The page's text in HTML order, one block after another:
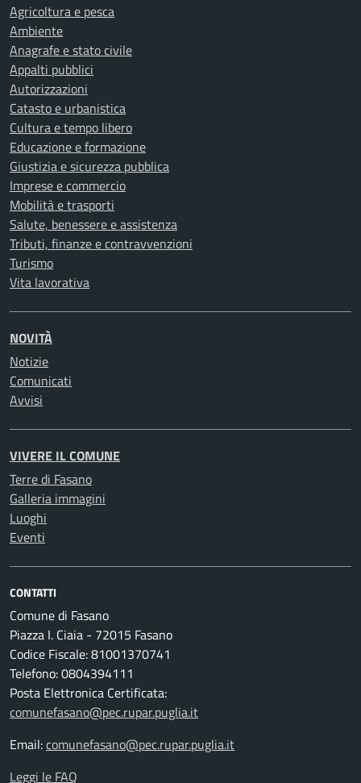
Agricoltura e pesca
Ambiente
Anagrafe e stato civile
Appalti pubblici
Autorizzazioni
Catasto e urbanistica
Cultura e tempo libero
Educazione e formazione
Giustizia e sicurezza pubblica
Imprese e commercio
Mobilità e trasporti
Salute, benessere e assistenza
Tributi, finanze e contravvenzioni
Turismo
Vita lavorativa
NOVITÀ
Notizie
Comunicati
Avvisi
VIVERE IL COMUNE
Terre di Fasano
Galleria immagini
Luoghi
Eventi
CONTATTI
Comune di Fasano
Piazza I. Ciaia - 72015 Fasano
Codice Fiscale: 81001370741
Telefono: 0804394111
Posta Elettronica Certificata:
comunefasano@pec.rupar.puglia.it
Email:comunefasano@pec.rupar.puglia.it
Leggi le FAQ